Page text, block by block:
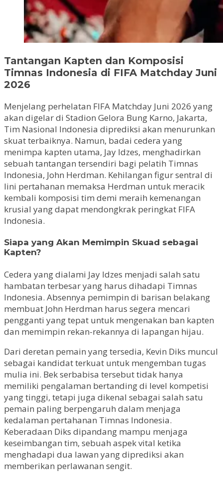
Tantangan Kapten dan Komposisi
Timnas Indonesia di FIFA Matchday Juni
2026
Menjelang perhelatan FIFA Matchday Juni 2026 yang
akan digelar di Stadion Gelora Bung Karno, Jakarta,
Tim Nasional Indonesia diprediksi akan menurunkan
skuat terbaiknya. Namun, badai cedera yang
menimpa kapten utama, Jay Idzes, menghadirkan
sebuah tantangan tersendiri bagi pelatih Timnas
Indonesia, John Herdman. Kehilangan figur sentral di
lini pertahanan memaksa Herdman untuk meracik
kembali komposisi tim demi meraih kemenangan
krusial yang dapat mendongkrak peringkat FIFA
Indonesia.
Siapa yang Akan Memimpin Skuad sebagai
Kapten?
Cedera yang dialami Jay Idzes menjadi salah satu
hambatan terbesar yang harus dihadapi Timnas
Indonesia. Absennya pemimpin di barisan belakang
membuat John Herdman harus segera mencari
pengganti yang tepat untuk mengenakan ban kapten
dan memimpin rekan-rekannya di lapangan hijau.
Dari deretan pemain yang tersedia, Kevin Diks muncul
sebagai kandidat terkuat untuk mengemban tugas
mulia ini. Bek serbabisa tersebut tidak hanya
memiliki pengalaman bertanding di level kompetisi
yang tinggi, tetapi juga dikenal sebagai salah satu
pemain paling berpengaruh dalam menjaga
kedalaman pertahanan Timnas Indonesia.
Keberadaan Diks dipandang mampu menjaga
keseimbangan tim, sebuah aspek vital ketika
menghadapi dua lawan yang diprediksi akan
memberikan perlawanan sengit.